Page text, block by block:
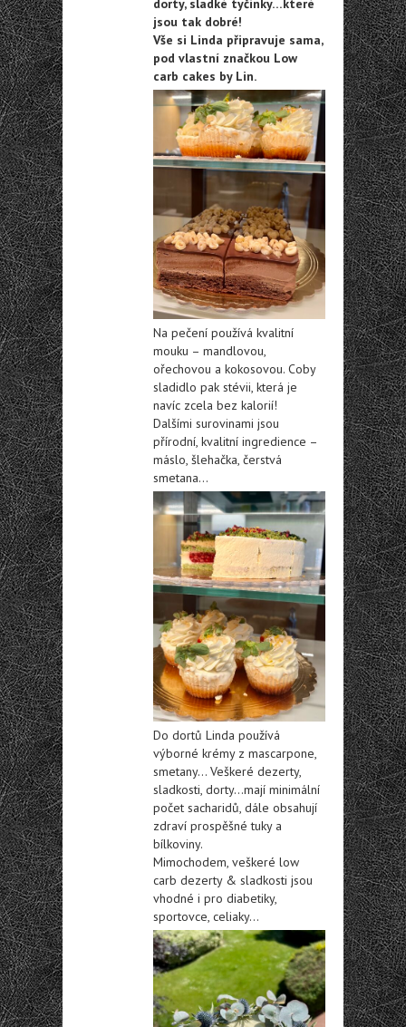
dorty, sladké tyčinky…které
jsou tak dobré!
Vše si Linda připravuje sama,
pod vlastní značkou Low
carb cakes by Lin.
Na pečení používá kvalitní
mouku – mandlovou,
ořechovou a kokosovou. Coby
sladidlo pak stévii, která je
navíc zcela bez kalorií!
Dalšími surovinami jsou
přírodní, kvalitní ingredience –
máslo, šlehačka, čerstvá
smetana…
Do dortů Linda používá
výborné krémy z mascarpone,
smetany… Veškeré dezerty,
sladkosti, dorty…mají minimální
počet sacharidů, dále obsahují
zdraví prospěšné tuky a
bílkoviny.
Mimochodem, veškeré low
carb dezerty & sladkosti jsou
vhodné i pro diabetiky,
sportovce, celiaky…